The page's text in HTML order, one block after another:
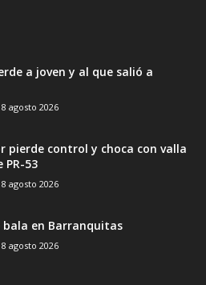
a joven y al que salió a
8 agosto 2026
pierde control y choca con valla
PR-53
8 agosto 2026
bala en Barranquitas
8 agosto 2026